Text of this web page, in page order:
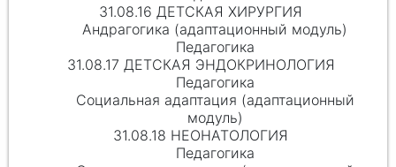
31.08.16 ДЕТСКАЯ ХИРУРГИЯ
Андрагогика (адаптационный модуль)
Педагогика
31.08.17 ДЕТСКАЯ ЭНДОКРИНОЛОГИЯ
Педагогика
Социальная адаптация (адаптационный
модуль)
31.08.18 НЕОНАТОЛОГИЯ
Педагогика